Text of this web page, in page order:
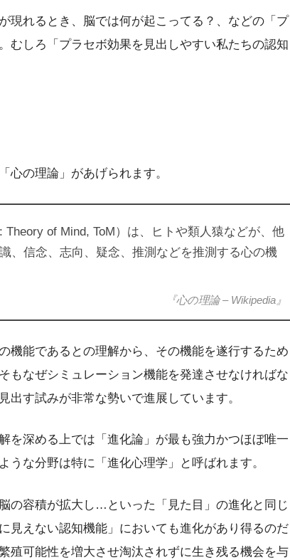
現れるとき、脳では何が起こってる？、などの「プ
むしろ「プラセボ効果を見出しやすい私たちの認知
心の理論」があげられます。
of Mind, ToM）は、ヒトや類人猿などが、他
、信念、志向、疑念、推測などを推測する心の機
『心の理論 – Wikipedia』
機能であるとの理解から、その機能を遂行するため
もなぜシミュレーション機能を発達させなければな
出す試みが非常な勢いで進展しています。
を深める上では「進化論」が最も強力かつほぼ唯一
うな分野は特に「進化心理学」と呼ばれます。
の容積が拡大し…といった「見た目」の進化と同じ
見えない認知機能」においても進化があり得るのだ
殖可能性を増大させ淘汰されずに生き残る機会を与